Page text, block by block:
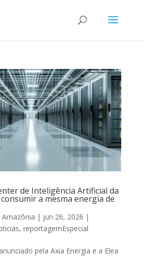
de Inteligência Artificial da
a mesma energia de
| jun 26, 2026 |
, reportagemEspecial
pela Axia Energia e a Elea